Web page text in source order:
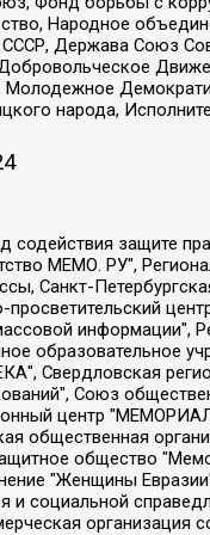
Народное
Держава Союз
Молодежное
народа,
издания https://mnews.world/, Компания "Stichting Bellingcat", зарегистрированная в Нидерландах (дата регистрации 11.07.2018), Захаров Андрей Вячеславович, Клепиковская Екатерина Дмитриевна, Общество с ограниченной ответственностью "МЕМО", Перл Роман Александрович, Симонов Евгений Алексеевич, Соловьева Елена Анатольевна, Сотников Даниил Владимирович, Сурначева Елизавета Дмитриевна, Автономная некоммерческая организация по защите прав человека и информированию населения "Якутия – Наше Мнение", Общество с ограниченной ответственностью "Москоу диджитал медиа", с 26.01.2023 Общество с ограниченной ответственностью "Чайка Белые сады", Ветошкина Валерия Валерьевна, Заговора Максим Александрович, Межрегиональное общественное движение "Российская ЛГБТ - сеть", Оленичев Максим Владимирович, Павлов Иван Юрьевич, Скворцова Елена Сергеевна, Общество с ограниченной ответственностью "Как бы инагент", Кочетков Игорь Викторович, Общество с ограниченной ответственностью "Честные выборы", Еланчик Олег Александрович, Общество с ограниченной ответственностью "Нобелевский призыв", Гималова Регина Эмилевна, Григорьев Андрей Валерьевич, Григорьева Алина Александровна, Ассоциация по содействию защите прав призывников, альтернативнослужащих и военнослужащих "Правозащитная группа